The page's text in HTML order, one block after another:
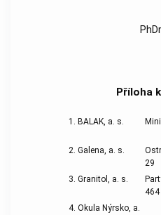
Příloha
1. BALAK, a. s.
2. Galena, a. s.
29
3. Granitol, a. s.
464
4. Okula Nýrsko, a.